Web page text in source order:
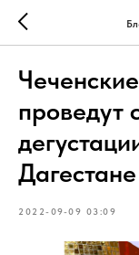
проведут
Дагестане
2022-09-09 03:09